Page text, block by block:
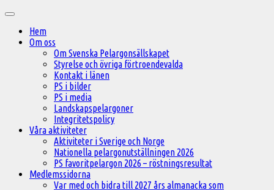
innehåll
Huvudmeny
Hem
Om oss
Om Svenska Pelargonsällskapet
Styrelse och övriga förtroendevalda
Kontakt i länen
PS i bilder
PS i media
Landskapspelargoner
Integritetspolicy
Våra aktiviteter
Aktiviteter i Sverige och Norge
Nationella pelargonutställningen 2026
PS favoritpelargon 2026 – röstningsresultat
Medlemssidorna
Var med och bidra till 2027 års almanacka som